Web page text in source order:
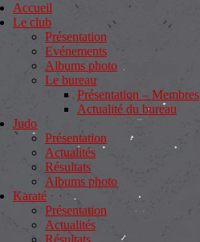
Accueil
Le club
Présentation
Evénements
Albums photo
Le bureau
Présentation – Membres
Actualité du bureau
Judo
Présentation
Actualités
Résultats
Albums photo
Karaté
Présentation
Actualités
Résultats